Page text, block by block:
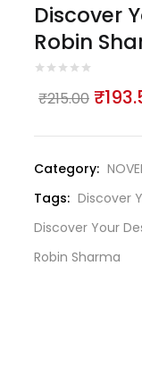
Discover
Robin
₹215.00
was:
₹
Category:
Tags: Discover
Discover Your
Robin Sharma